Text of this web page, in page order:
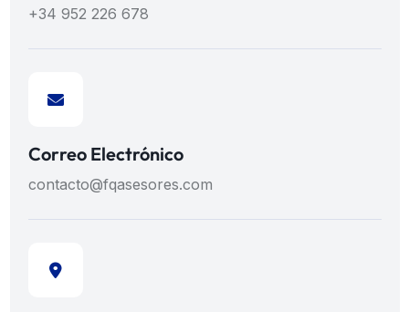
+34 952 226 678
Correo Electrónico
contacto@fqasesores.com